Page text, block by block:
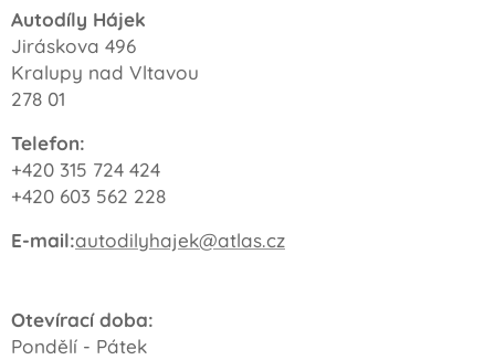
Autodíly Hájek
Jiráskova 496
Kralupy nad Vltavou
278 01
Telefon:
+420 315 724 424
+420 603 562 228
E-mail:autodilyhajek@atlas.cz
Otevírací doba:
Pondělí - Pátek